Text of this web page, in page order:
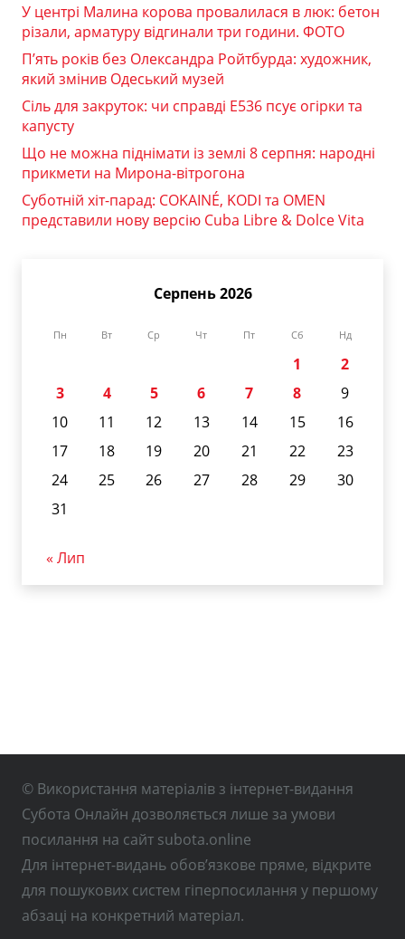
У центрі Малина корова провалилася в люк: бетон
різали, арматуру відгинали три години. ФОТО
П’ять років без Олександра Ройтбурда: художник,
який змінив Одеський музей
Сіль для закруток: чи справді Е536 псує огірки та
капусту
Що не можна піднімати із землі 8 серпня: народні
прикмети на Мирона-вітрогона
Суботній хіт-парад: COKAINÉ, KODI та OMEN
представили нову версію Cuba Libre & Dolce Vita
Серпень 2026
Пн Вт Ср Чт Пт Сб Нд
1
2
3
4 5 6 7 8
9
10
11 12 13 14 15
16
17
18 19 20 21 22
23
24
25 26 27 28 29
30
31
« Лип
© Використання матеріалів з інтернет-видання
Субота Онлайн дозволяється лише за умови
посилання на сайт subota.online
Для інтернет-видань обов’язкове пряме, відкрите
для пошукових систем гіперпосилання у першому
абзаці на конкретний матеріал.